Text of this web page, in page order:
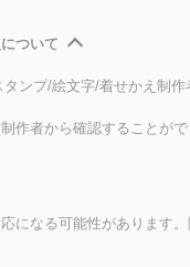
ついて
ンプ/絵文字/着せかえ制
作者から確認することが
になる可能性があります